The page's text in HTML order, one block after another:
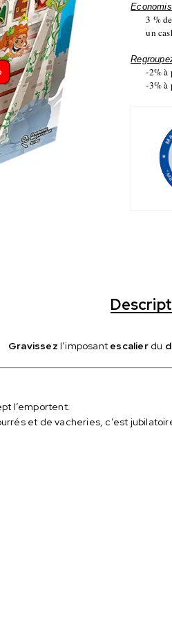
3 % de
un
-2% à
-3% à
Gravissez l’imposant escalierdu
l’emportent.
et de vacheries, c’est